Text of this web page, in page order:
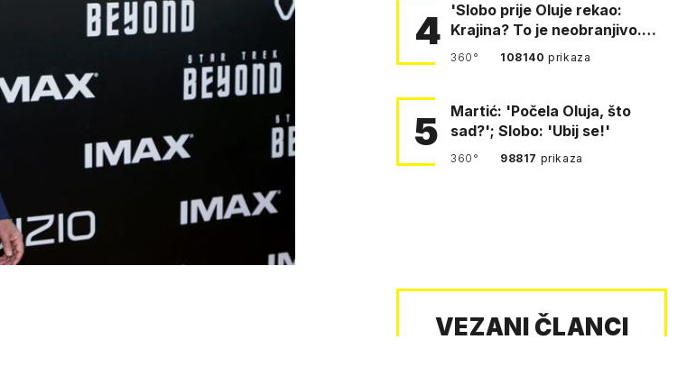
4
'Slobo prije Oluje rekao:
Krajina? To je neobranjivo.
Tuđmana zvao Krivousti'
360° 108140prikaza
5
Martić: 'Počela Oluja, što
sad?'; Slobo: 'Ubij se!'
360° 98817 prikaza
VEZANI ČLANCI